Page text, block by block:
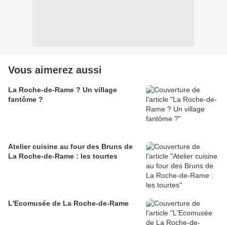
Vous aimerez aussi
La Roche-de-Rame ? Un village
fantôme ?
Atelier cuisine au four des Bruns de
La Roche-de-Rame : les tourtes
L'Ecomusée de La Roche-de-Rame